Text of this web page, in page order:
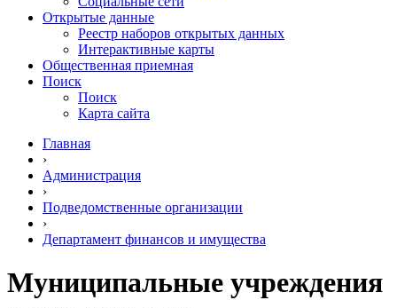
Открытые данные
Реестр наборов открытых данных
Интерактивные карты
Общественная приемная
Поиск
Поиск
Карта сайта
Главная
›
Администрация
›
Подведомственные организации
›
Департамент финансов и имущества
Муниципальные учреждения